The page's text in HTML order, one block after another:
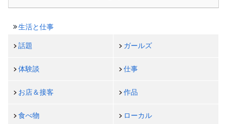
生活と仕事
話題 ガールズ
体験談 仕事
お店＆接客 作品
食べ物 ローカル